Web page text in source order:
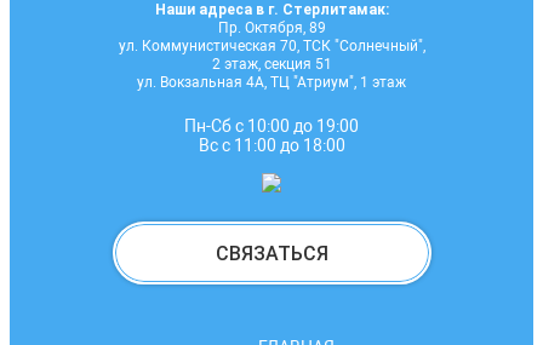
Наши адреса в г. Стерлитамак:
Пр. Октября, 89
ул. Коммунистическая 70, ТСК "Солнечный",
2 этаж, секция 51
ул. Вокзальная 4А, ТЦ "Атриум", 1 этаж
Пн-Сб с 10:00 до 19:00
Вс с 11:00 до 18:00
СВЯЗАТЬСЯ